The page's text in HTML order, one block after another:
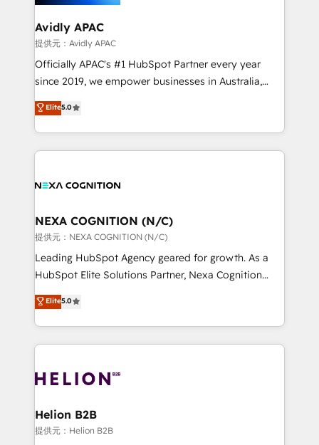
we’ll assemble a RevOps machine that drives more
traffic, generates better leads and crushes your
revenue goals. We've worked with thousands of
HubSpot customers and we'd love to work with you
too! Clients come to us for: Advanced CRM solutions
HubSpot Data System Migrations between systems
to HubSpot New lead generation strategies Time-
Avidly APAC
提供元：Avidly APAC
Officially APAC's #1 HubSpot Partner every year
since 2019, we empower businesses in Australia,
New Zealand, and globally to realise their full
potential through enterprise HubSpot CRM
implementation. And we deliver best practice across
the whole HubSpot platform, covering marketing,
all businesses, from start-up to Enterprise, and have
the world. Our human approach to digital
transformation is designed for businesses who want
to grow. And we're passionate about APAC
businesses leading the world in technology, agility
record migrating businesses from CRM & Marketing
Platforms such as Salesforce, Dynamics, Pipedrive,
with attract and retain customers, manage their
business people and processes, and how they
Elite5.0
NEXA COGNITION (N/C)
提供元：NEXA COGNITION (N/C)
Leading HubSpot Agency geared for growth. As a
HubSpot Elite Solutions Partner, Nexa Cognition
ranks in the top 1% of global HubSpot Partners and
has been one of the longest-standing partners since
2012. We empower businesses to harness the full
potential of HubSpot by combining strategic
bespoke HubSpot solutions tailored to drive
Choose Nexa Cognition? 🚀 HubSpot Expertise: Our
certified team specialises in CRM implementation,
Elite5.0
Helion B2B
提供元：Helion B2B